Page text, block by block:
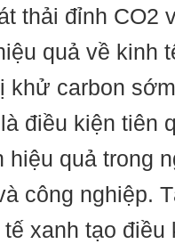
thải đỉnh CO2
quả về kinh
khử carbon
điều kiện tiên
hiệu quả trong
công nghiệp.
xanh tạo điều